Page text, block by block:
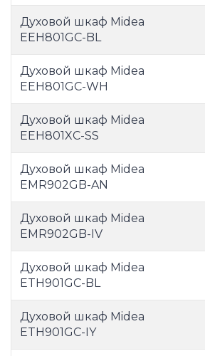
Духовой шкаф Midea
EEH801GC-BL
Духовой шкаф Midea
EEH801GC-WH
Духовой шкаф Midea
EEH801XC-SS
Духовой шкаф Midea
EMR902GB-AN
Духовой шкаф Midea
EMR902GB-IV
Духовой шкаф Midea
ETH901GC-BL
Духовой шкаф Midea
ETH901GC-IY